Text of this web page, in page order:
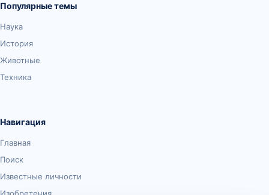
Популярные темы
Наука
История
Животные
Техника
Навигация
Главная
Поиск
Известные личности